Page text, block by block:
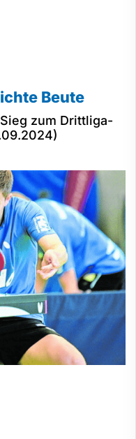
Beute
zum Drittliga-